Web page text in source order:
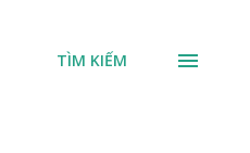
TÌM KIẾM